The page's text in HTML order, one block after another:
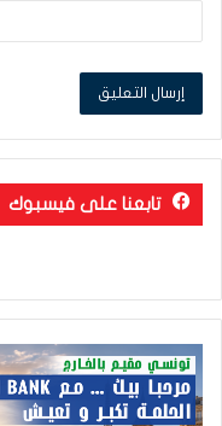
تابعنا على فيسبوك